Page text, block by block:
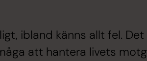
ibland känns allt fel. Det
att hantera livets